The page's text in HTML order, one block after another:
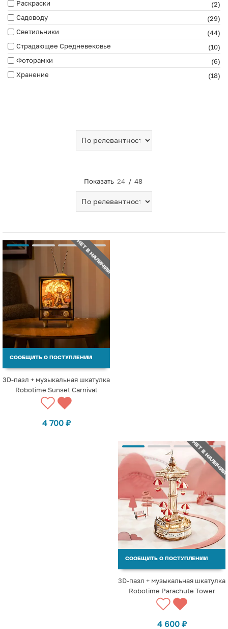
Раскраски
(2)
Садоводу
(29)
Светильники
(44)
Страдающее Средневековье
(10)
Фоторамки
(6)
Хранение
(18)
Показать 24 / 48
НЕТ В НАЛИЧИИ
СООБЩИТЬ О ПОСТУПЛЕНИИ
3D-пазл + музыкальная шкатулка
Robotime Sunset Carnival
4 700 ₽
НЕТ В НАЛИЧИИ
СООБЩИТЬ О ПОСТУПЛЕНИИ
3D-пазл + музыкальная шкатулка
Robotime Parachute Tower
4 600 ₽